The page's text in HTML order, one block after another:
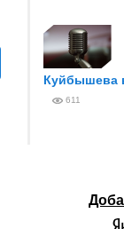
Куйбышева
611